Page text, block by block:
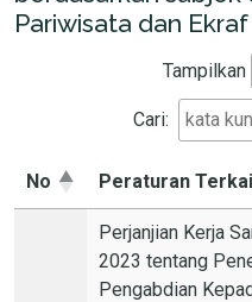
Pariwisata dan Ekraf
Tampilkan
Cari:
No Peraturan
Perjanjian Kerja
2023 tentang
Pengabdian